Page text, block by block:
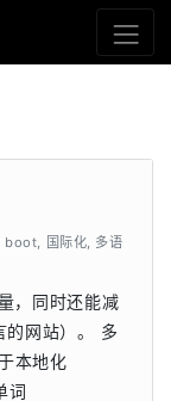
boot 国际化 多语
，同时还能减
的网站）。 多
本地化
词